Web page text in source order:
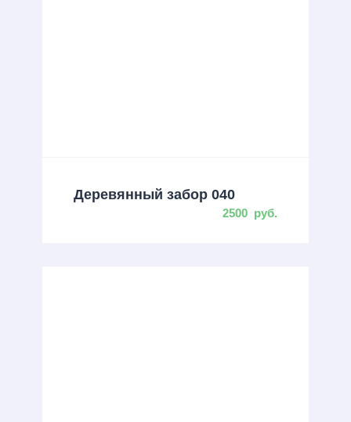
Деревянный забор 040
2500 руб.